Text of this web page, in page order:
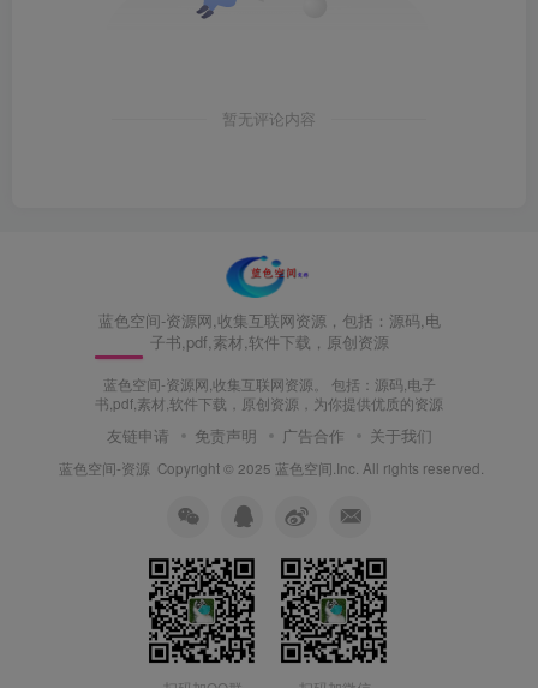
暂无评论内容
蓝色空间-资源网,收集互联网资源，包括：源码,电
子书,pdf,素材,软件下载，原创资源
蓝色空间-资源网,收集互联网资源。 包括：源码,电子
书,pdf,素材,软件下载，原创资源，为你提供优质的资源
友链申请 免责声明 广告合作 关于我们
蓝色空间-资源 Copyright © 2025 蓝色空间.Inc. All rights reserved.